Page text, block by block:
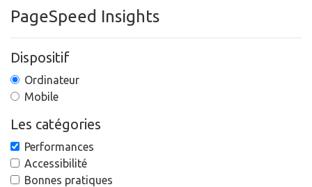
PageSpeed Insights
Dispositif
Ordinateur
Mobile
Les catégories
Performances
Accessibilité
Bonnes pratiques